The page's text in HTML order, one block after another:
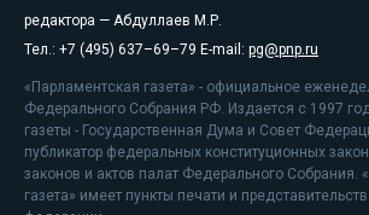
редактора — Абдуллаев М.Р.
Тел.: +7 (495) 637–69–79 E-mail: pg@pnp.ru
«Парламентская газета» - официальное
Федерального Собрания РФ. Издается с 1997
газеты - Государственная Дума и Совет
публикатор федеральных конституционных
законов и актов палат Федерального Собрания.
газета» имеет пункты печати и